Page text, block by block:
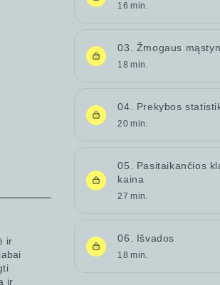
16 min.
03. Žmogaus
18 min.
04. Prekybos
20 min.
05. Pasitaikančios
kaina
27 min.
06. Išvados
18 min.
ir
ir